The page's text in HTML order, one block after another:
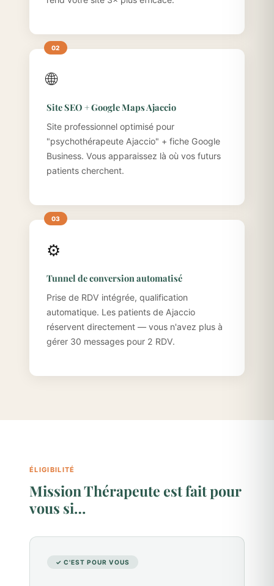
🌐
Site SEO + Google Maps Ajaccio
Site professionnel optimisé pour
"psychothérapeute Ajaccio" + fiche Google
Business. Vous apparaissez là où vos futurs
patients cherchent.
⚙️
Tunnel de conversion automatisé
Prise de RDV intégrée, qualification
automatique. Les patients de Ajaccio
réservent directement — vous n'avez plus à
gérer 30 messages pour 2 RDV.
ÉLIGIBILITÉ
Mission Thérapeute est fait pour
vous si…
✓ C'EST POUR VOUS